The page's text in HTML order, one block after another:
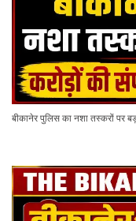
बीकानेर पुलिस का नशा तस्करों पर